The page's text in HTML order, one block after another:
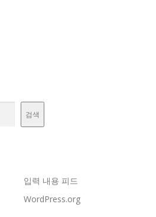
검색
입력 내용 피드
WordPress.org